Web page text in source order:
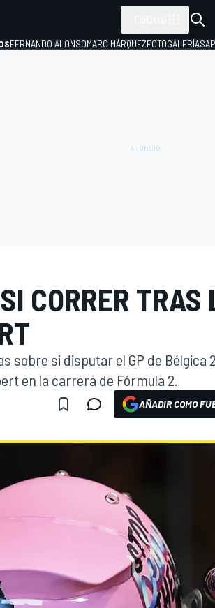
FERNANDO ALONSOMARC MÁRQUEZFOTOGALERÍAS
CORRER TRAS
sobre si disputar el GP de Bélgica
en la carrera de Fórmula 2.
AÑADIR COMO